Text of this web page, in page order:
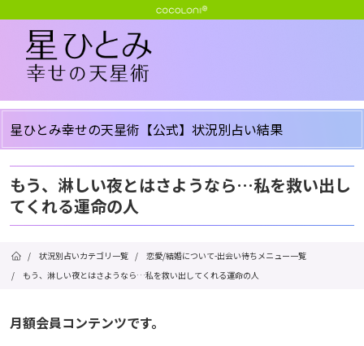
星ひとみ幸せの天星術【公式】状況別占い結果
もう、淋しい夜とはさようなら…私を救い出し
てくれる運命の人
/ 状況別占いカテゴリ一覧 /
恋愛/結婚について-出会い待ちメニュー一覧
/
もう、淋しい夜とはさようなら…私を救い出してくれる運命の人
月額会員コンテンツです。